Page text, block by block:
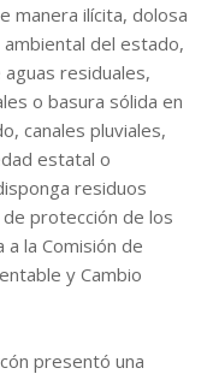
manera ilícita, dolosa
del estado,
residuales,
o basura sólida en
canales pluviales,
estatal o
residuos
protección de los
a la Comisión de
y Cambio
presentó una